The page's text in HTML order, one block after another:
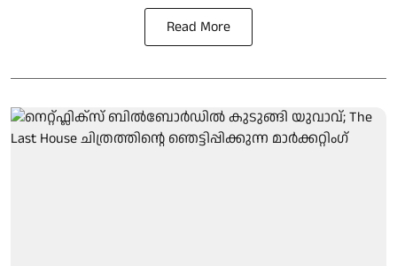
Read More